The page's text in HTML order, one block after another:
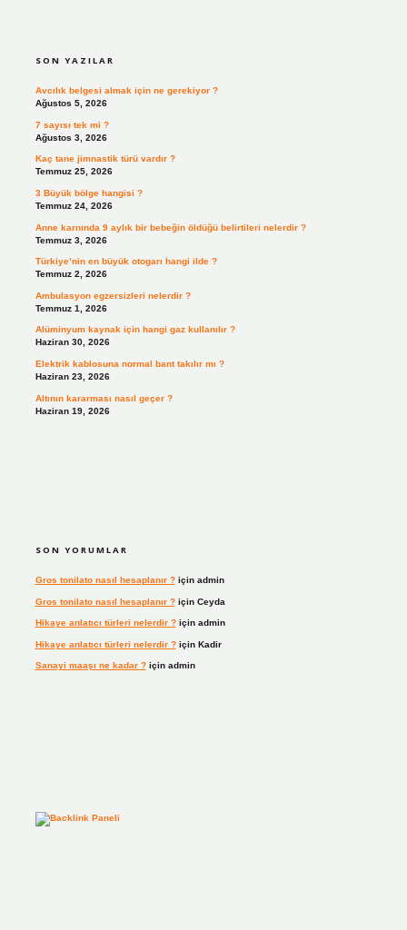
SON YAZILAR
Avcılık belgesi almak için ne gerekiyor ?
Ağustos 5, 2026
7 sayısı tek mi ?
Ağustos 3, 2026
Kaç tane jimnastik türü vardır ?
Temmuz 25, 2026
3 Büyük bölge hangisi ?
Temmuz 24, 2026
Anne karnında 9 aylık bir bebeğin öldüğü belirtileri nelerdir ?
Temmuz 3, 2026
Türkiye’nin en büyük otogarı hangi ilde ?
Temmuz 2, 2026
Ambulasyon egzersizleri nelerdir ?
Temmuz 1, 2026
Alüminyum kaynak için hangi gaz kullanılır ?
Haziran 30, 2026
Elektrik kablosuna normal bant takılır mı ?
Haziran 23, 2026
Altının kararması nasıl geçer ?
Haziran 19, 2026
SON YORUMLAR
Gros tonilato nasıl hesaplanır ?için admin
Gros tonilato nasıl hesaplanır ?için Ceyda
Hikaye anlatıcı türleri nelerdir ?için admin
Hikaye anlatıcı türleri nelerdir ?için Kadir
Sanayi maaşı ne kadar ?için admin